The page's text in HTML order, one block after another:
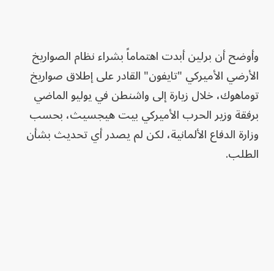
وأوضح أن برلين أبدت اهتماماً بشراء نظام الصواريخ
الأرضي الأميركي "تايفون" القادر على إطلاق صواريخ
توماهوك، خلال زيارة إلى واشنطن في يوليو الماضي
برفقة وزير الحرب الأميركي بيت هيجسيث، بحسب
وزارة الدفاع الألمانية، لكن لم يصدر أي تحديث بشأن
الطلب.